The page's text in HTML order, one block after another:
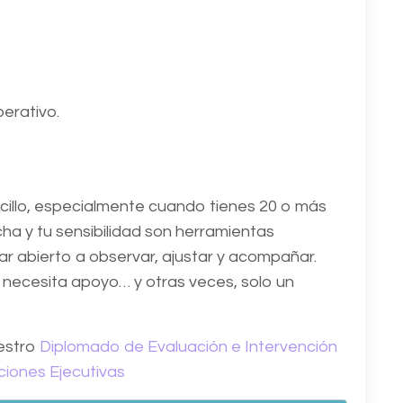
especialmente cuando tienes 20 o más
y tu sensibilidad son herramientas
abierto a observar, ajustar y acompañar.
apoyo… y otras veces, solo un
Diplomado de Evaluación e Intervención
Ejecutivas